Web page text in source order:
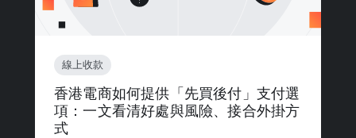
線上收款
香港電商如何提供「先買後付」支付選
項：一文看清好處與風險、接合外掛方
式